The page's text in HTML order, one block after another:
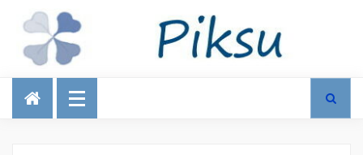
Talous